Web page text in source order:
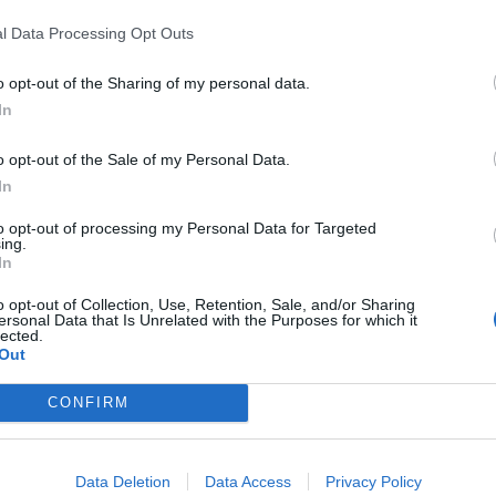
Data Processing Opt Outs
opt-out of the Sharing of my personal data.
opt-out of the Sale of my Personal Data.
opt-out of processing my Personal Data for Targeted
opt-out of Collection, Use, Retention, Sale, and/or Sharing
Data that Is Unrelated with the Purposes for which it
CONFIRM
Data Deletion Data Access Privacy Policy
τις πιο εμβληματικές φυσιογνωμίες
είχε φορέσει την φανέλα της
μαζί της το πρωτάθλημα της
του στον Παναθηναϊκό, όμως ποτέ δεν
την αγάπη του για την ΑΕΚ που
της καριέρας του.
του Μίμη Δομάζου. Όλοι θα
που μας προσέφερε για δεκαετίες
και την αγάπη του για το Ποδόσφαιρο.
απώλεια.